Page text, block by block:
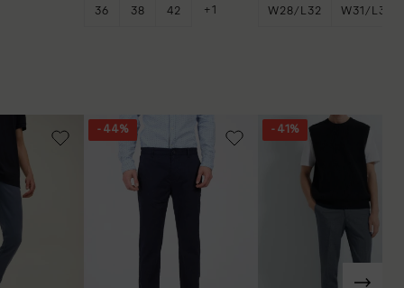
36 38 42 +1 W28/L32 W31/L30
- 44% - 41%